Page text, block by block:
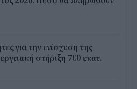
για την ενίσχυση της
στήριξη 700 εκατ.